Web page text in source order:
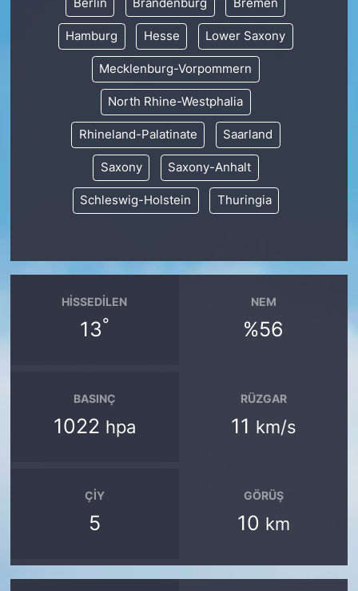
Berlin Brandenburg Bremen
Hamburg Hesse Lower Saxony
Mecklenburg-Vorpommern
North Rhine-Westphalia
Rhineland-Palatinate Saarland
Saxony Saxony-Anhalt
Schleswig-Holstein Thuringia
HISSEDILEN
13°
NEM
%56
BASINÇ
1022 hpa
RÜZGAR
11 km/s
ÇIY
5
GÖRÜŞ
10 km